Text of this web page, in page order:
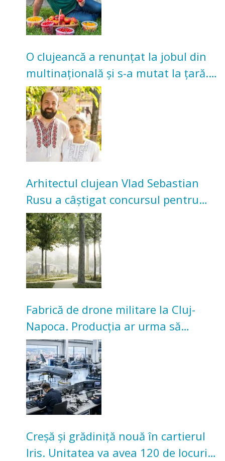
O clujeancă a renunțat la jobul din
multinațională și s-a mutat la țară.
Acum cultivă legume în grădina
bunicilor
Arhitectul clujean Vlad Sebastian
Rusu a câștigat concursul pentru
transformarea Grădinii Casei
Universitarilor
Fabrică de drone militare la Cluj-
Napoca. Producția ar urma să
înceapă în toamna acestui an
Creșă și grădiniță nouă în cartierul
Iris. Unitatea va avea 120 de locuri